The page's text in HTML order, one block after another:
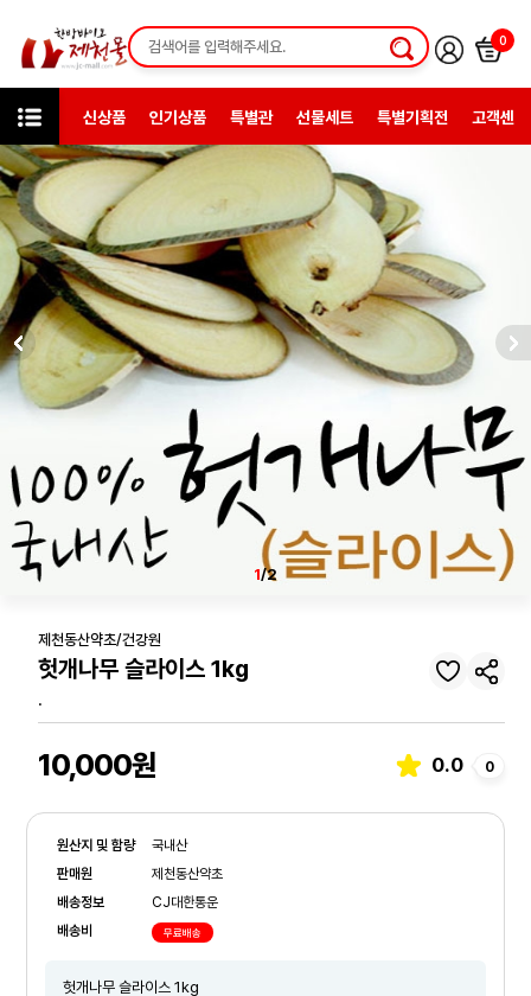
0
신상품 인기상품 특별관 선물세트 특별기획전 고객센터
미니샵 제천동산약초/건강원
1/2
제천동산약초/건강원
헛개나무 슬라이스 1kg
.
10,000원 0.0 0
원산지 및 함량
국내산
판매원
제천동산약초
배송정보
CJ대한통운
배송비
무료배송
헛개나무 슬라이스 1kg